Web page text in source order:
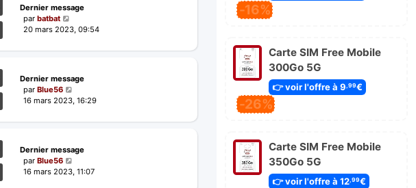
Dernier message
par batbat
20 mars 2023, 09:54
Dernier message
par Blue56
16 mars 2023, 16:29
Dernier message
par Blue56
16 mars 2023, 11:07
-16%
Carte SIM Free Mobile
300Go 5G
👉 voir l'offre à 9 ,99€
-26%
Carte SIM Free Mobile
350Go 5G
👉 voir l'offre à 12,99€